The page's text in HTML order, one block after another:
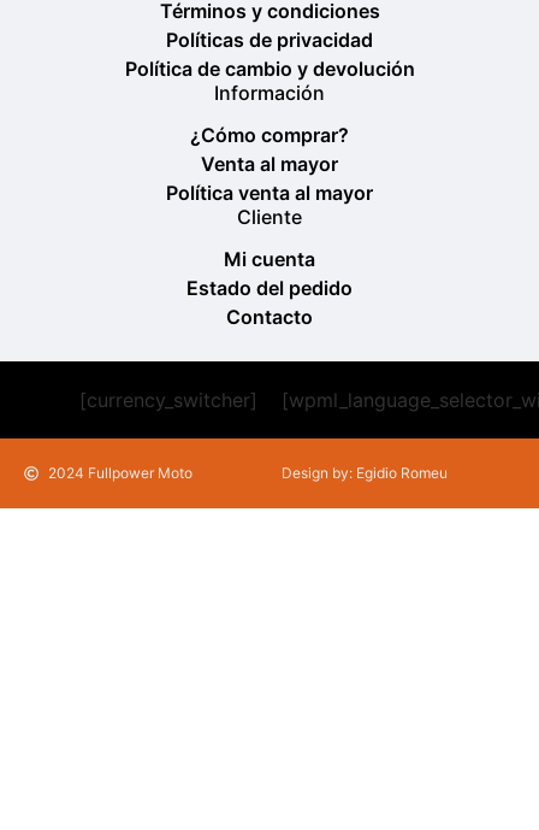
Términos y condiciones
Políticas de privacidad
Política de cambio y devolución
Información
¿Cómo comprar?
Venta al mayor
Política venta al mayor
Cliente
Mi cuenta
Estado del pedido
Contacto
[currency_switcher]
2024 Fullpower Moto Design by: Egidio Romeu